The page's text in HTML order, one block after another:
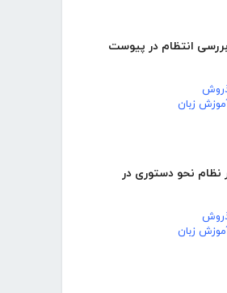
انتظام در پیوست
زبان
نظام نحو دستوری در
زبان